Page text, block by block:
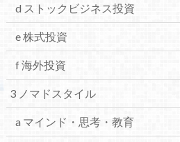
d ストックビジネス投資
e 株式投資
f 海外投資
3 ノマドスタイル
a マインド・思考・教育